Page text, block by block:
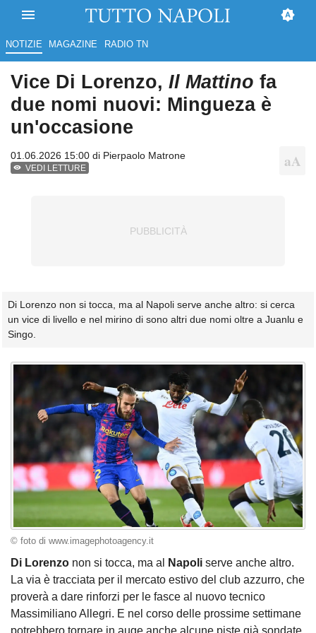
NOTIZIE MAGAZINE RADIO TN
Vice Di Lorenzo, Il Mattino fa
due nomi nuovi: Mingueza è
un'occasione
01.06.2026 15:00 di Pierpaolo Matrone
VEDI LETTURE
Di Lorenzo non si tocca, ma al Napoli serve anche altro: si cerca
un vice di livello e nel mirino di sono altri due nomi oltre a Juanlu e
Singo.
© foto di www.imagephotoagency.it
Di Lorenzo non si tocca, ma al Napoli serve anche altro.
La via è tracciata per il mercato estivo del club azzurro, che
proverà a dare rinforzi per le fasce al nuovo tecnico
Massimiliano Allegri. E nel corso delle prossime settimane